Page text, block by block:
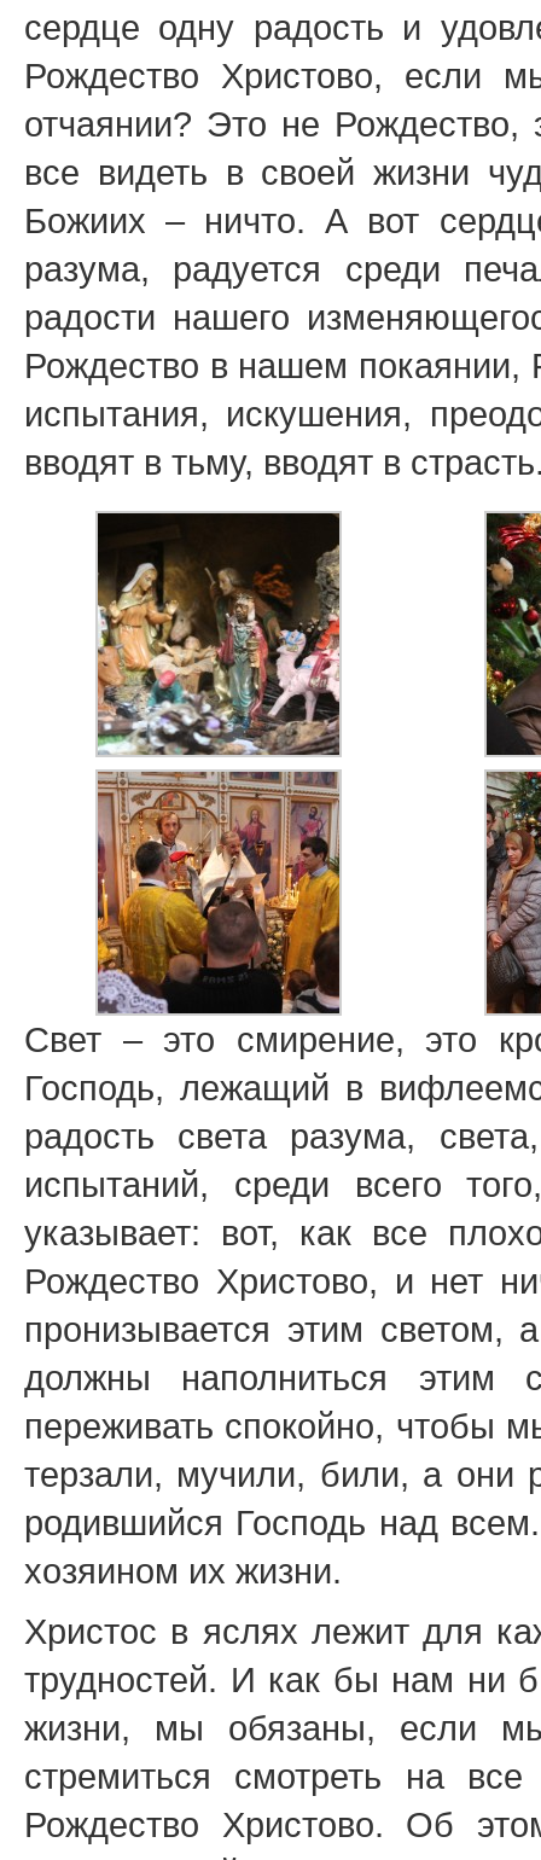
сердце одну радость и
Рождество Христово, если
отчаянии? Это не
все видеть в своей жизни
Божиих – ничто. А вот
разума, радуется среди
радости нашего
Рождество в нашем покаянии,
испытания, искушения,
вводят в тьму, вводят в
Свет – это смирение, это
Господь, лежащий в
радость света разума,
испытаний, среди всего
указывает: вот, как все
Рождество Христово, и нет
пронизывается этим
должны наполниться этим
переживать спокойно, чтобы
терзали, мучили, били, а они
родившийся Господь над
хозяином их жизни.
Христос в яслях лежит для
трудностей. И как бы нам ни
жизни, мы обязаны, если мы
стремиться смотреть на
Рождество Христово. Об